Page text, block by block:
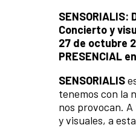
Concierto y
27 de octubre
PRESENCIAL
SENSORIALIS
tenemos con la
nos provocan.
y visuales, a